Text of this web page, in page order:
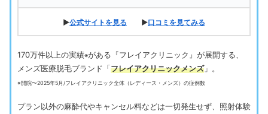
▶公式サイトを見る ▶口コミを見てみる
170万件以上の実績※がある『フレイアクリニック』が展開する、
メンズ医療脱毛ブランド「フレイアクリニックメンズ」。
※開院〜2025年5月/フレイアクリニック全体（レディース・メンズ）の症例数
プラン以外の麻酔代やキャンセル料などは一切発生せず、照射体験